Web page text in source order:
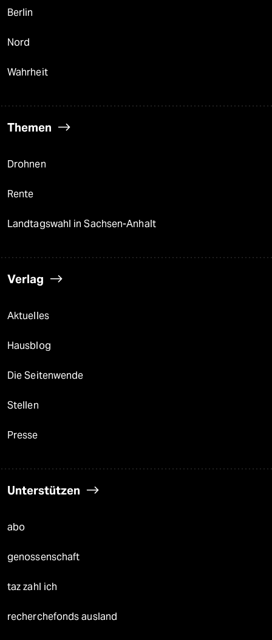
Berlin
Nord
Wahrheit
Themen
Drohnen
Rente
Landtagswahl in Sachsen-Anhalt
Verlag
Aktuelles
Hausblog
Die Seitenwende
Stellen
Presse
Unterstützen
abo
genossenschaft
taz zahl ich
recherchefonds ausland